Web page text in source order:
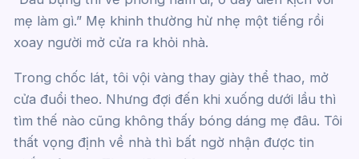
mẹ làm gì.” Mẹ khinh thường hừ nhẹ một tiếng rồi
xoay người mở cửa ra khỏi nhà.
Trong chốc lát, tôi vội vàng thay giày thể thao, mở
cửa đuổi theo. Nhưng đợi đến khi xuống dưới lầu thì
tìm thế nào cũng không thấy bóng dáng mẹ đâu. Tôi
thất vọng định về nhà thì bất ngờ nhận được tin